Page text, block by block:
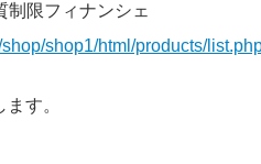
制限フィナンシェ
shop1/html/products/
す。